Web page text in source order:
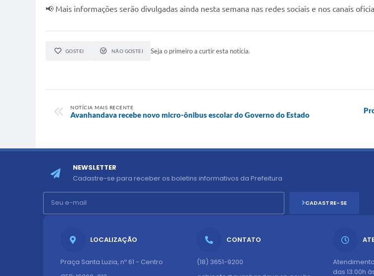
📢 Mais informações serão divulgadas ainda nesta semana nas redes sociais e nos canais
GOSTEI NÃO GOSTEI Seja o primeiro a curtir esta notícia.
NOTÍCIA MAIS RECENTE
Avanhandava recebe novo micro-ônibus escolar do Governo do Estado
LOCALIZAÇÃO
Praça Santa Luzia, nº 61 - Centro
CONTATO
(18) 3651-9200
das 13:00h
NEWSLETTER
Cadastre-se para receber os boletins informativos da Prefeitura
CADASTRE-SE